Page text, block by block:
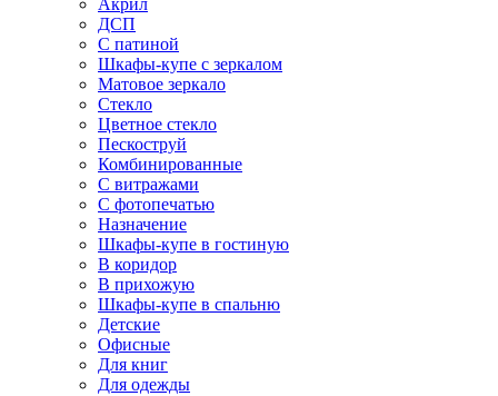
Акрил
ДСП
С патиной
Шкафы-купе с зеркалом
Матовое зеркало
Стекло
Цветное стекло
Пескоструй
Комбинированные
С витражами
С фотопечатью
Назначение
Шкафы-купе в гостиную
В коридор
В прихожую
Шкафы-купе в спальню
Детские
Офисные
Для книг
Для одежды